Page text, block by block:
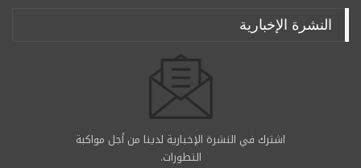
النشرة الإخبارية
اشترك في النشرة الإخبارية لدينا من أجل مواكبة
التطورات.